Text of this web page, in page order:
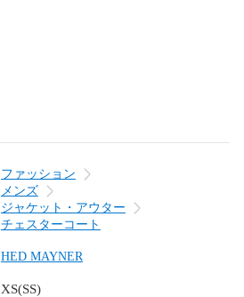
ファッション
メンズ
ジャケット・アウター
チェスターコート
HED MAYNER
XS(SS)